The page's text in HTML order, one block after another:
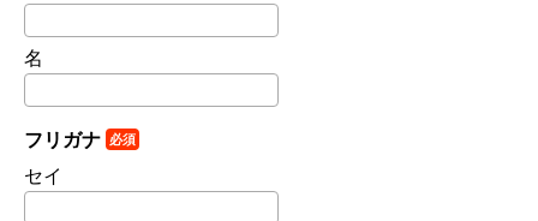
名
フリガナ 必須
セイ